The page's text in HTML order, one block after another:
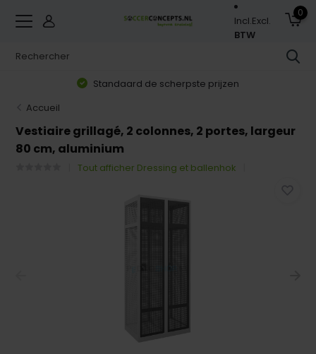
Incl.Excl.
BTW
0
Standaard de scherpste prijzen
Accueil
Vestiaire grillagé, 2 colonnes, 2 portes, largeur
80 cm, aluminium
Tout afficher Dressing et ballenhok